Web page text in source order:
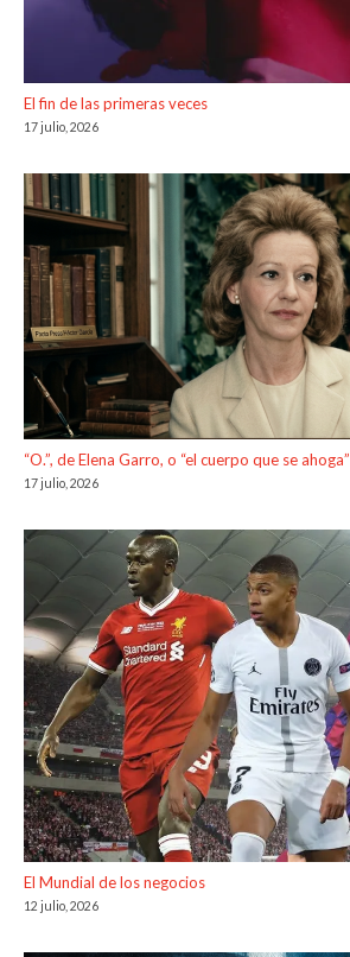
El fin de las primeras veces
17 julio, 2026
“O.”, de Elena Garro, o “el cuerpo que se ahoga”
17 julio, 2026
El Mundial de los negocios
12 julio, 2026